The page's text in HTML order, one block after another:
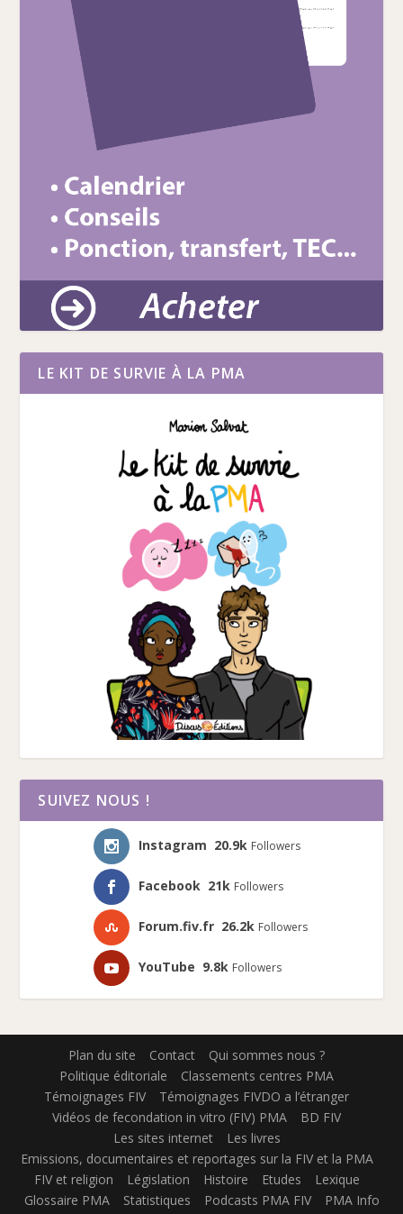
LE KIT DE SURVIE À LA PMA
SUIVEZ NOUS !
Instagram 20.9k Followers
Facebook 21k Followers
Forum.fiv.fr 26.2k Followers
YouTube 9.8k Followers
Plan du site Contact
Qui sommes nous ?
Politique éditoriale
Classements centres PMA
Témoignages FIV
Témoignages FIVDO a l’étranger
Vidéos de fecondation in vitro (FIV) PMA
BD FIV
Les sites internet
Les livres
Emissions, documentaires et reportages sur la FIV et la PMA
FIV et religion
Législation Histoire Etudes
Lexique
Glossaire PMA
Statistiques Podcasts PMA FIV PMA Info